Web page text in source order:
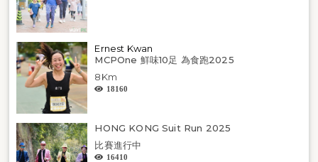
Ernest Kwan
MCPOne 鮮味10足 為食跑2025
8Km
18160
HONG KONG Suit Run 2025
比賽進行中
16410